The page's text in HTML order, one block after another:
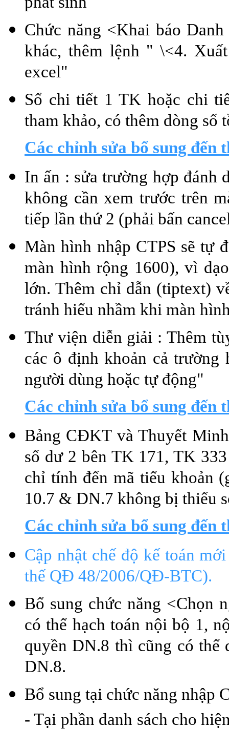
Chức năng <Khai báo
khác, thêm lệnh " \<4.
excel"
Sổ chi tiết 1 TK hoặc chi
tham khảo, có thêm dòng số
Các chỉnh sửa bổ sung đến
In ấn : sửa trường hợp đánh
không cần xem trước trên
tiếp lần thứ 2 (phải bấn
Màn hình nhập CTPS sẽ tự
màn hình rộng 1600), vì
lớn. Thêm chỉ dẫn (tiptext)
tránh hiểu nhầm khi màn
Thư viện diễn giải : Thêm
các ô định khoản cả trường
người dùng hoặc tự động"
Các chỉnh sửa bổ sung đến
Bảng CĐKT và Thuyết
số dư 2 bên TK 171, TK
chỉ tính đến mã tiểu khoản
10.7 & DN.7 không bị thiếu
Các chỉnh sửa bổ sung đến
Cập nhật chế độ kế toán
thế QĐ 48/2006/QĐ-BTC).
Bổ sung chức năng <Chọn
có thể hạch toán nội bộ 1,
quyền DN.8 thì cũng có thể
DN.8.
Bổ sung tại chức năng nhập
- Tại phần danh sách cho